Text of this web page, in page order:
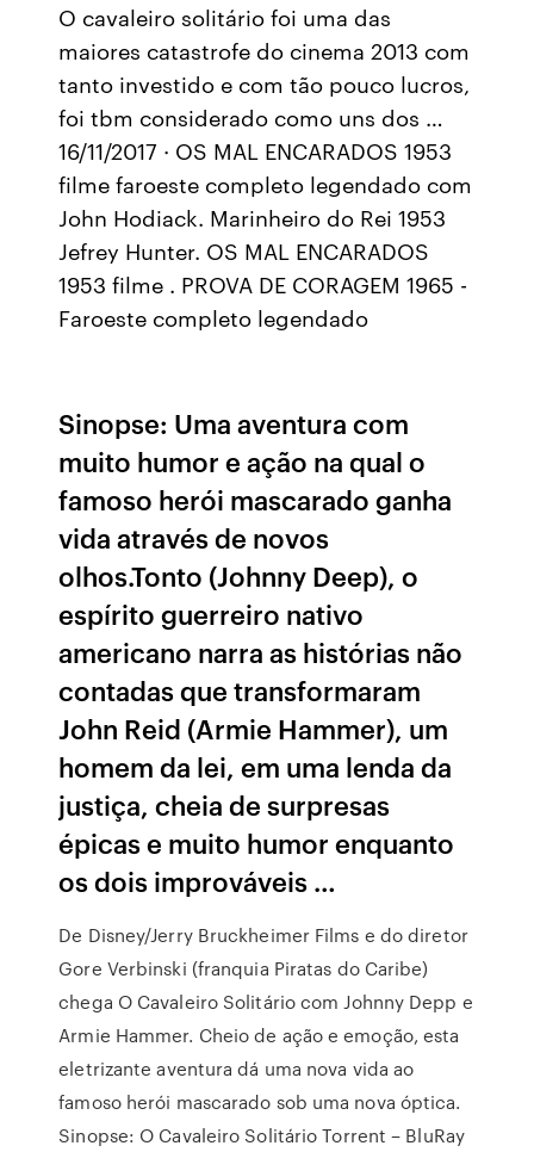
O cavaleiro solitário foi uma das
maiores catastrofe do cinema 2013 com
tanto investido e com tão pouco lucros,
foi tbm considerado como uns dos …
16/11/2017 · OS MAL ENCARADOS 1953
filme faroeste completo legendado com
John Hodiack. Marinheiro do Rei 1953
Jefrey Hunter. OS MAL ENCARADOS
1953 filme . PROVA DE CORAGEM 1965 -
Faroeste completo legendado
Sinopse: Uma aventura com
muito humor e ação na qual o
famoso herói mascarado ganha
vida através de novos
olhos.Tonto (Johnny Deep), o
espírito guerreiro nativo
americano narra as histórias não
contadas que transformaram
John Reid (Armie Hammer), um
homem da lei, em uma lenda da
justiça, cheia de surpresas
épicas e muito humor enquanto
os dois improváveis …
De Disney/Jerry Bruckheimer Films e do diretor
Gore Verbinski (franquia Piratas do Caribe)
chega O Cavaleiro Solitário com Johnny Depp e
Armie Hammer. Cheio de ação e emoção, esta
eletrizante aventura dá uma nova vida ao
famoso herói mascarado sob uma nova óptica.
Sinopse: O Cavaleiro Solitário Torrent – BluRay